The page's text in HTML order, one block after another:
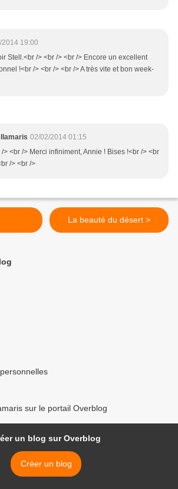
2014 19:00
Stell.<br /> <br /> <br /> Encore un excellent
!<br /> <br /> <br /> A très vite et bon week-
02/02/2014 01:15
/> <br /> Merci infiniment, Annie ! Bises !<br /> <br
/> <br />
La beauté du désert >
sur le portail Overblog
un blog sur Overblog
Créer un blog